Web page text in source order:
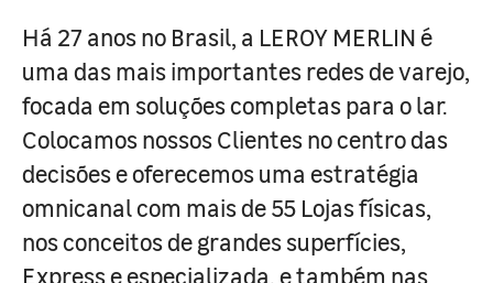
Há 27 anos no Brasil, a LEROY MERLIN é
uma das mais importantes redes de varejo,
focada em soluções completas para o lar.
Colocamos nossos Clientes no centro das
decisões e oferecemos uma estratégia
omnicanal com mais de 55 Lojas físicas,
nos conceitos de grandes superfícies,
Express e especializada, e também nas